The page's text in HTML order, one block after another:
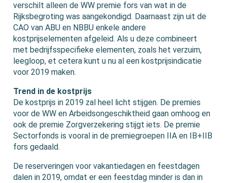
verschilt alleen de WW premie fors van wat in de
Rijksbegroting was aangekondigd. Daarnaast zijn uit de
CAO van ABU en NBBU enkele andere
kostprijselementen afgeleid. Als u deze combineert
met bedrijfsspecifieke elementen, zoals het verzuim,
leegloop, et cetera kunt u nu al een kostprijsindicatie
voor 2019 maken.
Trend in de kostprijs
De kostprijs in 2019 zal heel licht stijgen. De premies
voor de WW en Arbeidsongeschiktheid gaan omhoog en
ook de premie Zorgverzekering stijgt iets. De premie
Sectorfonds is vooral in de premiegroepen IIA en IB+IIB
fors gedaald.
De reserveringen voor vakantiedagen en feestdagen
dalen in 2019, omdat er een feestdag minder is dan in